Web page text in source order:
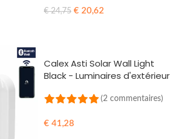
€24,75 € 20,62
Calex Asti Solar Wall Light
Black - Luminaires d'extérieur
(2 commentaires)
€ 41,28